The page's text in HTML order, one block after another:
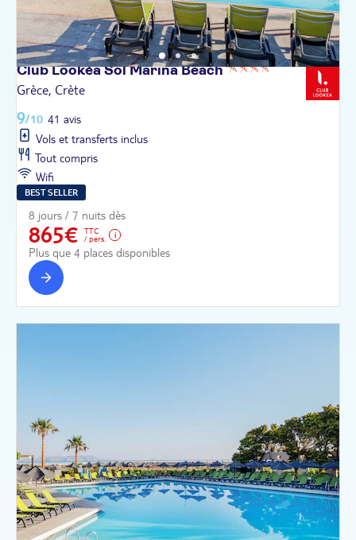
Club Lookéa Sol MarinaBeach
Grèce, Crète
9/10 41 avis
Vols et transferts inclus
Tout compris
Wifi
BEST SELLER
8 jours / 7 nuits dès
865€
TTC
/ pers.
Plus que 4 places disponibles